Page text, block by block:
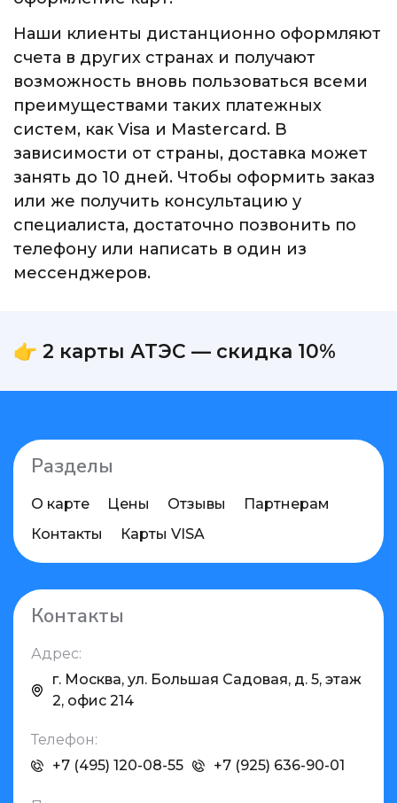
Наши клиенты дистанционно оформляют
счета в других странах и получают
возможность вновь пользоваться всеми
преимуществами таких платежных
систем, как Visa и Mastercard. В
зависимости от страны, доставка может
занять до 10 дней. Чтобы оформить заказ
или же получить консультацию у
специалиста, достаточно позвонить по
телефону или написать в один из
мессенджеров.
👉 2 карты АТЭС — скидка 10%
Разделы
О карте Цены Отзывы
Партнерам
Контакты
Карты VISA
Контакты
Адрес:
г. Москва, ул. Большая Садовая, д. 5, этаж
2, офис 214
Телефон:
+7 (495) 120-08-55
+7 (925) 636-90-01